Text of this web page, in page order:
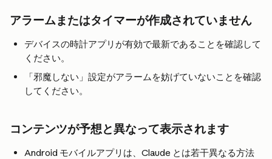
アラームまたはタイマーが作成されていません
デバイスの時計アプリが有効で最新であることを確認して
ください。
「邪魔しない」設定がアラームを妨げていないことを確認
してください。
コンテンツが予想と異なって表示されます
Android モバイルアプリは、Claude とは若干異なる方法